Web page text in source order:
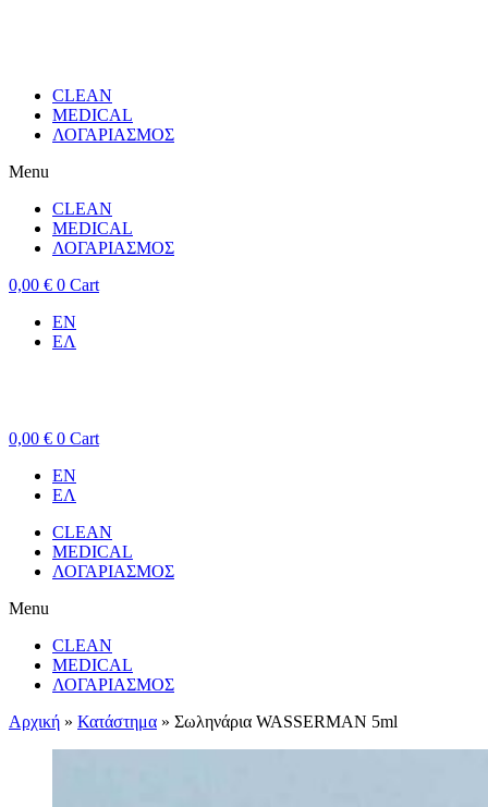
CLEAN
MEDICAL
ΛΟΓΑΡΙΑΣΜΟΣ
Menu
CLEAN
MEDICAL
ΛΟΓΑΡΙΑΣΜΟΣ
0,00 € 0 Cart
EN
ΕΛ
0,00 € 0 Cart
EN
ΕΛ
CLEAN
MEDICAL
ΛΟΓΑΡΙΑΣΜΟΣ
Menu
CLEAN
MEDICAL
ΛΟΓΑΡΙΑΣΜΟΣ
Αρχική » Κατάστημα » Σωληνάρια WASSERMAN 5ml